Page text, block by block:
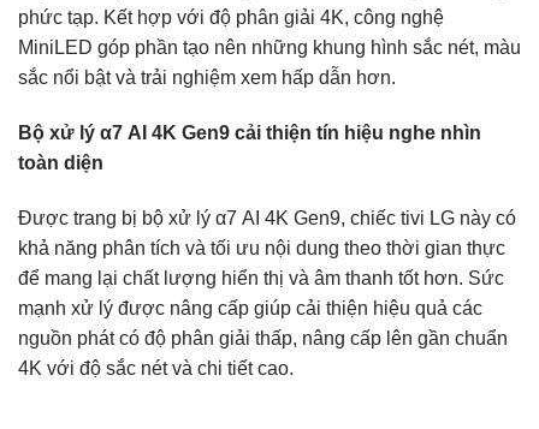
phức tạp. Kết hợp với độ phân giải 4K, công nghệ
MiniLED góp phần tạo nên những khung hình sắc nét, màu
sắc nổi bật và trải nghiệm xem hấp dẫn hơn.
Bộ xử lý α7 AI 4K Gen9 cải thiện tín hiệu nghe nhìn
toàn diện
Được trang bị bộ xử lý α7 AI 4K Gen9, chiếc tivi LG này có
khả năng phân tích và tối ưu nội dung theo thời gian thực
để mang lại chất lượng hiển thị và âm thanh tốt hơn. Sức
mạnh xử lý được nâng cấp giúp cải thiện hiệu quả các
nguồn phát có độ phân giải thấp, nâng cấp lên gần chuẩn
4K với độ sắc nét và chi tiết cao.